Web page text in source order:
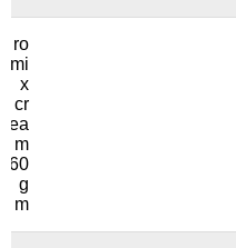
ro
mi
x
cr
ea
m
60
g
m